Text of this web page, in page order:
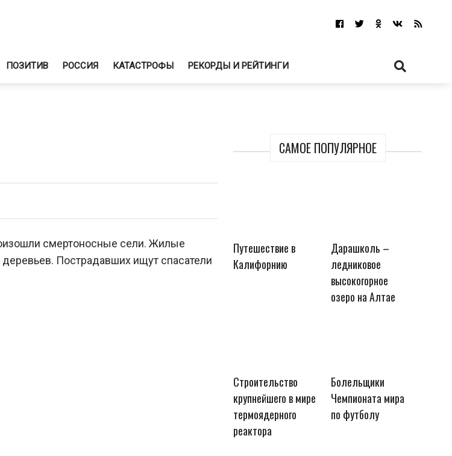
ПОЗИТИВ РОССИЯ КАТАСТРОФЫ РЕКОРДЫ И РЕЙТИНГИ
САМОЕ ПОПУЛЯРНОЕ
Путешествие в
Калифорнию
Дарашколь –
ледниковое
высокогорное
озеро на Алтае
Строительство
крупнейшего в мире
термоядерного
реактора
Болельщики
Чемпионата мира
по футболу
смертоносные сели. Жилые
Пострадавших ищут спасатели